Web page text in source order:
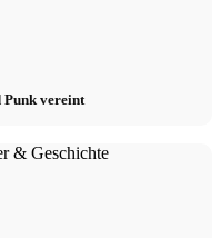
Punk vereint